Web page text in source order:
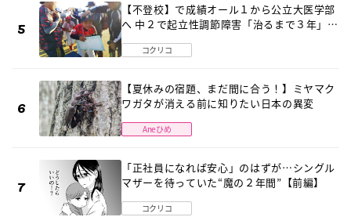
【不登校】で成績オール１から公立大医学部
へ 中２で起立性調節障害「治るまで３年」の
コクリコ
【夏休みの宿題、まだ間に合う！】ミヤマク
ワガタが消える前に知りたい日本の異変
Aneひめ
「正社員になれば安心」のはずが…シングル
マザーを待っていた“魔の２年間”【前編】
コクリコ